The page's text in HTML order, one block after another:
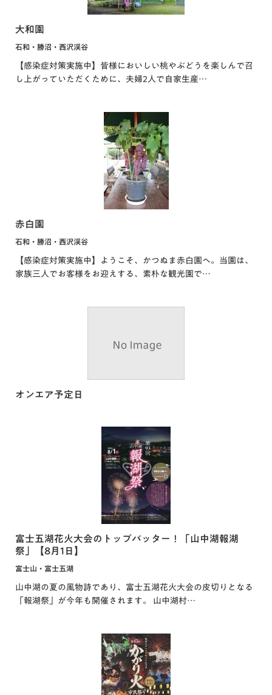
大和園
石和・勝沼・西沢渓谷
【感染症対策実施中】皆様においしい桃やぶどうを楽しんで召
し上がっていただくために、夫婦2人で自家生産…
赤白園
石和・勝沼・西沢渓谷
【感染症対策実施中】ようこそ、かつぬま赤白園へ。当園は、
家族三人でお客様をお迎えする、素朴な観光園で…
オンエア予定日
富士五湖花火大会のトップバッター！「山中湖報湖
祭」【8月1日】
富士山・富士五湖
山中湖の夏の風物詩であり、富士五湖花火大会の皮切りとなる
「報湖祭」が今年も開催されます。 山中湖村…